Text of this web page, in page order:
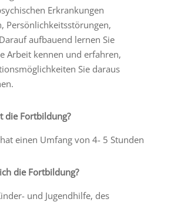
Erkrankungen
Persönlichkeitsstörungen,
aufbauend lernen Sie
Arbeit kennen und erfahren,
Sie daraus
die Fortbildung?
einen Umfang von 4- 5 Stunden
die Fortbildung?
und Jugendhilfe, des